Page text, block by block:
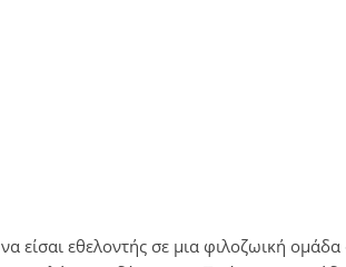
είσαι εθελοντής σε μια φιλοζωική